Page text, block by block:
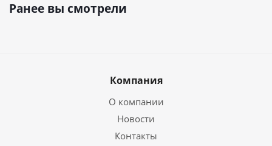
Ранее вы смотрели
Компания
О компании
Новости
Контакты